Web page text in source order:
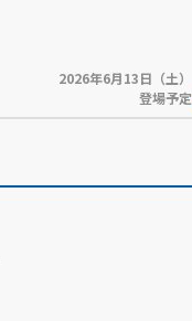
2026年6月13日（土）
登場予定